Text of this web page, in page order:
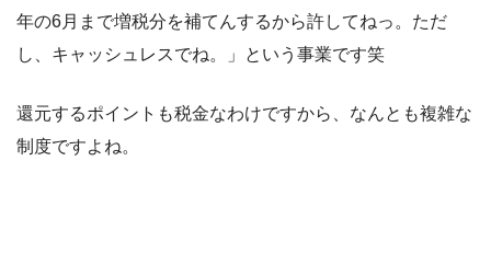
年の6月まで増税分を補てんするから許してねっ。ただ
し、キャッシュレスでね。」という事業です笑
還元するポイントも税金なわけですから、なんとも複雑な
制度ですよね。